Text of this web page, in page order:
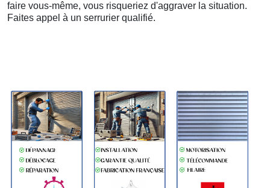
faire vous-même, vous risqueriez d'aggraver la situation.
Faites appel à un serrurier qualifié.